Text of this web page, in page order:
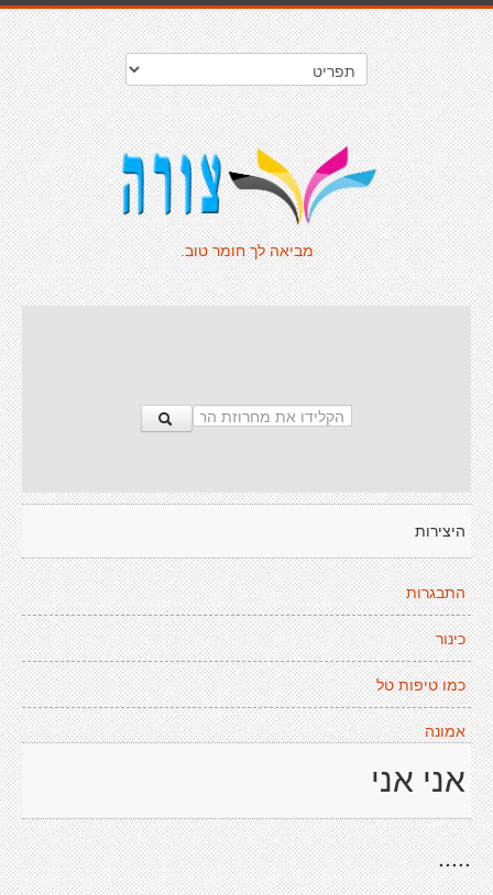
מביאה לך חומר טוב.
היצירות
התבגרות
כינור
כמו טיפות טל
אמונה
אני אני
.....